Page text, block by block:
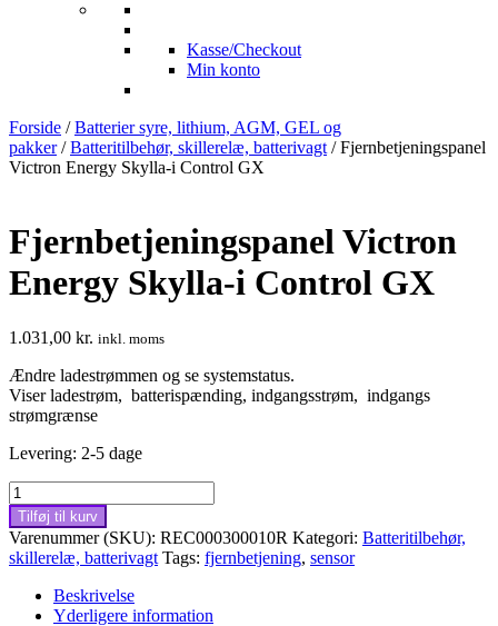
Kasse/Checkout
Min konto
Forside /Batterier syre, lithium, AGM, GEL og
pakker/Batteritilbehør, skillerelæ, batterivagt / Fjernbetjeningspanel
Victron Energy Skylla-i Control GX
Fjernbetjeningspanel Victron
Energy Skylla-i Control GX
1.031,00 kr. inkl. moms
Ændre ladestrømmen og se systemstatus.
Viser ladestrøm, batterispænding, indgangsstrøm, indgangs
strømgrænse
Levering: 2-5 dage
Fjernbetjeningspanel
Victron
Energy
Skylla-
i
Control
Tilføj til kurv
Varenummer (SKU): REC000300010R Kategori: Batteritilbehør,
skillerelæ, batterivagt Tags: fjernbetjening, sensor
Beskrivelse
Yderligere information